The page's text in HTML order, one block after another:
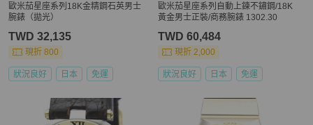
歐米茄星座系列18K金精鋼石英男士
腕錶（拋光）
TWD 32,135
現折 800
狀況良好 日本 免運
歐米茄星座系列自動上鍊不鏽鋼/18K
黃金男士正裝/商務腕錶 1302.30
TWD 60,484
現折 2,000
狀況良好 日本 免運